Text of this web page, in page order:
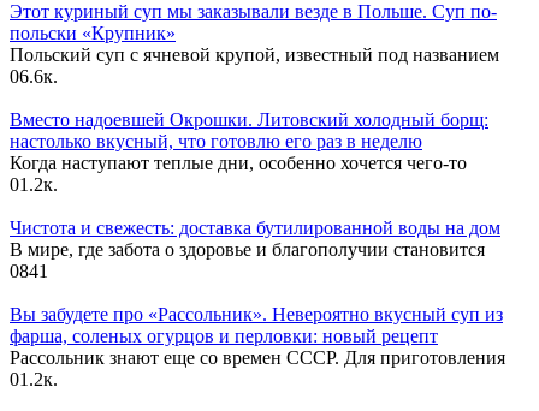
Этот куриный суп мы заказывали везде в Польше. Суп по-
польски «Крупник»
Польский суп с ячневой крупой, известный под названием
06.6к.
Вместо надоевшей Окрошки. Литовский холодный борщ:
настолько вкусный, что готовлю его раз в неделю
Когда наступают теплые дни, особенно хочется чего-то
01.2к.
Чистота и свежесть: доставка бутилированной воды на дом
В мире, где забота о здоровье и благополучии становится
0841
Вы забудете про «Рассольник». Невероятно вкусный суп из
фарша, соленых огурцов и перловки: новый рецепт
Рассольник знают еще со времен СССР. Для приготовления
01.2к.